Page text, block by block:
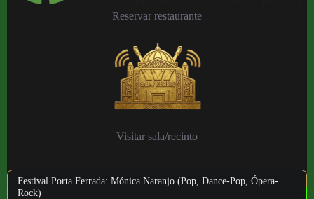
Reservar restaurante
Visitar sala/recinto
Festival Porta Ferrada: Mónica Naranjo (Pop, Dance-Pop, Ópera-
Rock)